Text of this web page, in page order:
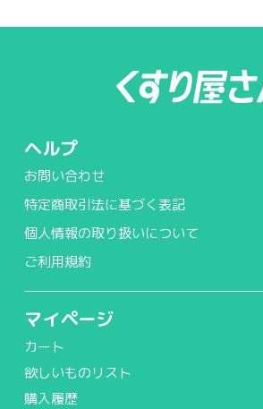
ヘルプ
お問い合わせ
特定商取引法に基づく表記
個人情報の取り扱いについて
ご利用規約
マイページ
カート
欲しいものリスト
購入履歴